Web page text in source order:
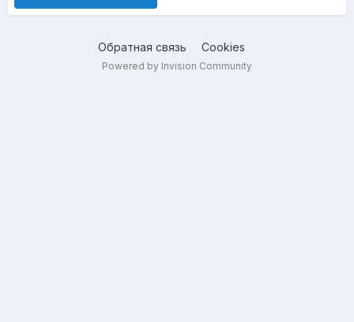
Обратная связь Cookies
Powered by Invision Community